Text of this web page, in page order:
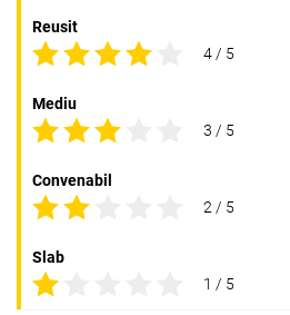
Reusit
4 / 5
Mediu
3 / 5
Convenabil
2 / 5
Slab
1 / 5